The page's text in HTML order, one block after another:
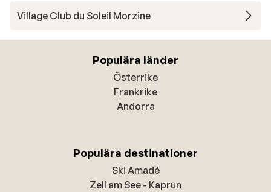
Village Club du Soleil Morzine
Populära länder
Österrike
Frankrike
Andorra
Populära destinationer
Ski Amadé
Zell am See - Kaprun